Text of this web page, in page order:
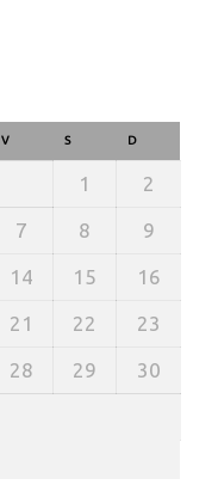
V S D
1 2
7 8 9
14 15 16
21 22 23
28 29 30